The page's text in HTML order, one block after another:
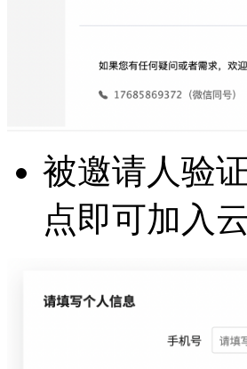
被邀请人验
点即可加入